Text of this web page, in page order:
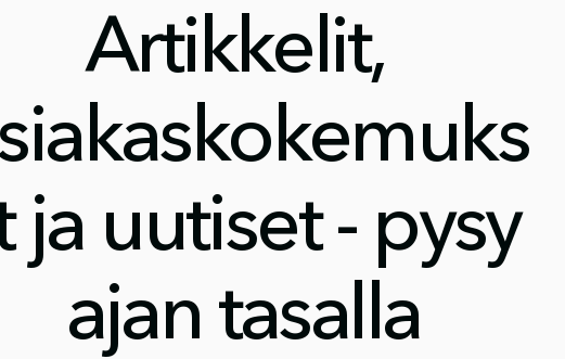
Artikkelit,
ja uutiset - pysy
ajan tasalla